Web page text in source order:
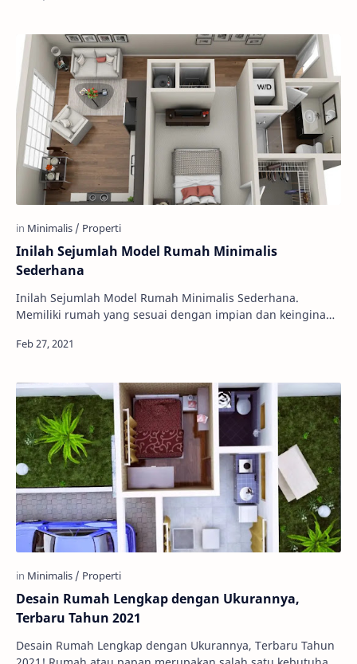
Inilah Sejumlah Model Rumah Minimalis
Sederhana
Inilah Sejumlah Model Rumah Minimalis Sederhana.
Memiliki rumah yang sesuai dengan impian dan keinginan,
Desain Rumah Lengkap dengan Ukurannya,
Terbaru Tahun 2021
Desain Rumah Lengkap dengan Ukurannya, Terbaru Tahun